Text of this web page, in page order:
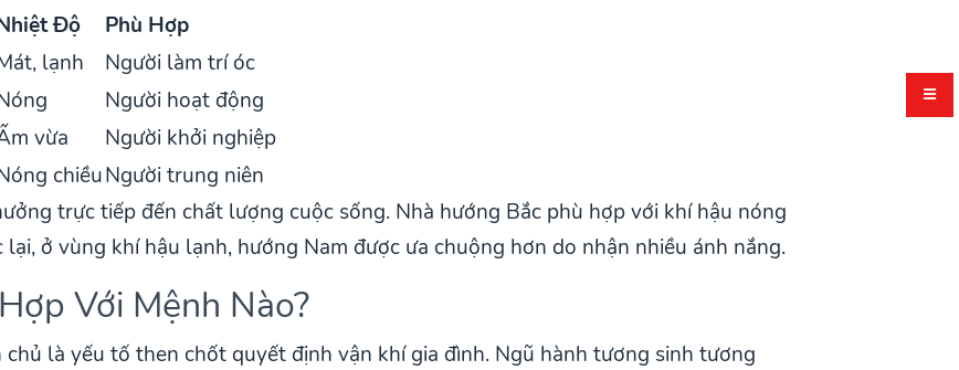
Độ
Phù Hợp
lạnh
Người làm trí óc
Người hoạt động
vừa
Người khởi nghiệp
chiềuNgười trung niên
trực tiếp đến chất lượng cuộc sống. Nhà hướng Bắc phù hợp với khí hậu nóng
ở vùng khí hậu lạnh, hướng Nam được ưa chuộng hơn do nhận nhiều ánh nắng.
Với Mệnh Nào?
là yếu tố then chốt quyết định vận khí gia đình. Ngũ hành tương sinh tương